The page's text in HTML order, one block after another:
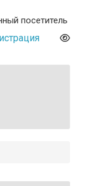
посетитель